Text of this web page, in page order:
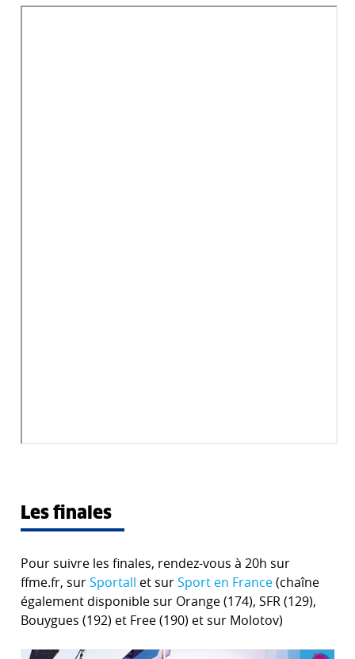
Les finales
Pour suivre les finales, rendez-vous à 20h sur
ffme.fr, surSportall et surSport en France(chaîne
également disponible sur Orange (174), SFR (129),
Bouygues (192) et Free (190) et sur Molotov)